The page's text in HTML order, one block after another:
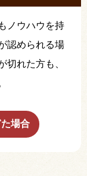
ノウハウを持
認められる場
切れた方も、
場合